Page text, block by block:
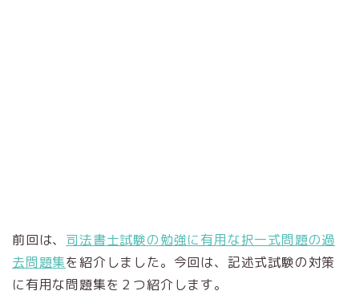
前回は、 司法書士試験の勉強に有用な択一式問題の過
去問題集を紹介しました。今回は、記述式試験の対策
に有用な問題集を２つ紹介します。